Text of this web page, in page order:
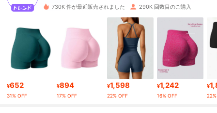
201K フォロワー
201K フォロワー
201K フォロワー
730K 件が最近販売されました 290K 回数目のご購入
¥652
31% OFF
¥894
17% OFF
¥1,598
22% OFF
¥1,242
16% OFF
¥